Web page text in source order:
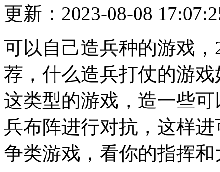
更新：2023-08-08
可以自己造兵种的游戏
荐，什么造兵打仗的游
这类型的游戏，造一些
兵布阵进行对抗，这样
争类游戏，看你的指挥